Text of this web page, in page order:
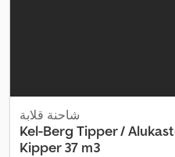
شاحنة قلابة
Kel-Berg Tipper /
Kipper 37 m3